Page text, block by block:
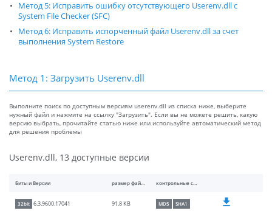
Метод 5: Исправить ошибку отсутствующего Userenv.dll с
System File Checker (SFC)
Метод 6: Исправить испорченный файл Userenv.dll за счет
выполнения System Restore
Метод 1: Загрузить Userenv.dll
Выполните поиск по доступным версиям userenv.dll из списка ниже, выберите
нужный файл и нажмите на ссылку "Загрузить". Если вы не можете решить, какую
версию выбрать, прочитайте статью ниже или используйте автоматический метод
для решения проблемы
Userenv.dll, 13 доступные версии
Биты и Версии размер файлы контрольные суммы
32bit 6.3.9600.17041 91.8 KB MD5 SHA1